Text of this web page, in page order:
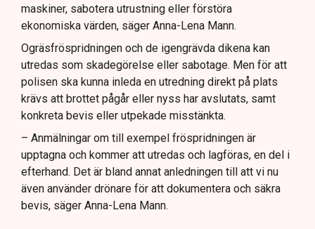
maskiner, sabotera utrustning eller förstöra
ekonomiska värden, säger Anna-Lena Mann.
Ogräsfröspridningen och de igengrävda dikena kan
utredas som skadegörelse eller sabotage. Men för att
polisen ska kunna inleda en utredning direkt på plats
krävs att brottet pågår eller nyss har avslutats, samt
konkreta bevis eller utpekade misstänkta.
– Anmälningar om till exempel fröspridningen är
upptagna och kommer att utredas och lagföras, en del i
efterhand. Det är bland annat anledningen till att vi nu
även använder drönare för att dokumentera och säkra
bevis, säger Anna-Lena Mann.